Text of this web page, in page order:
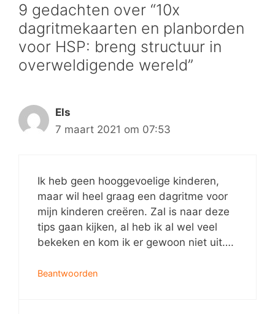
9 gedachten over “10x
dagritmekaarten en planborden
voor HSP: breng structuur in
overweldigende wereld”
Els
7 maart 2021 om 07:53
Ik heb geen hooggevoelige kinderen,
maar wil heel graag een dagritme voor
mijn kinderen creëren. Zal is naar deze
tips gaan kijken, al heb ik al wel veel
bekeken en kom ik er gewoon niet uit….
Beantwoorden